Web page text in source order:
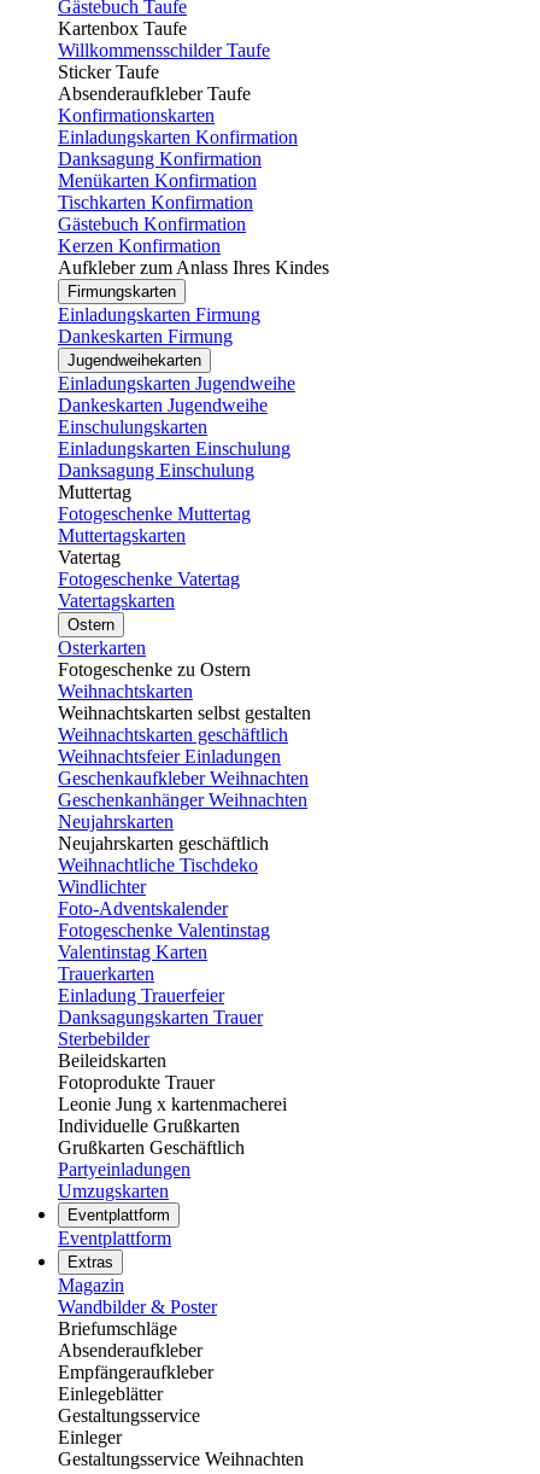
Gästebuch Taufe
Kartenbox Taufe
Willkommensschilder Taufe
Sticker Taufe
Absenderaufkleber Taufe
Konfirmationskarten
Einladungskarten Konfirmation
Danksagung Konfirmation
Menükarten Konfirmation
Tischkarten Konfirmation
Gästebuch Konfirmation
Kerzen Konfirmation
Aufkleber zum Anlass Ihres Kindes
Firmungskarten
Einladungskarten Firmung
Dankeskarten Firmung
Jugendweihekarten
Einladungskarten Jugendweihe
Dankeskarten Jugendweihe
Einschulungskarten
Einladungskarten Einschulung
Danksagung Einschulung
Muttertag
Fotogeschenke Muttertag
Muttertagskarten
Vatertag
Fotogeschenke Vatertag
Vatertagskarten
Ostern
Osterkarten
Fotogeschenke zu Ostern
Weihnachtskarten
Weihnachtskarten selbst gestalten
Weihnachtskarten geschäftlich
Weihnachtsfeier Einladungen
Geschenkaufkleber Weihnachten
Geschenkanhänger Weihnachten
Neujahrskarten
Neujahrskarten geschäftlich
Weihnachtliche Tischdeko
Windlichter
Foto-Adventskalender
Fotogeschenke Valentinstag
Valentinstag Karten
Trauerkarten
Einladung Trauerfeier
Danksagungskarten Trauer
Sterbebilder
Beileidskarten
Fotoprodukte Trauer
Leonie Jung x kartenmacherei
Individuelle Grußkarten
Grußkarten Geschäftlich
Partyeinladungen
Umzugskarten
Eventplattform
Eventplattform
Extras
Magazin
Wandbilder & Poster
Briefumschläge
Absenderaufkleber
Empfängeraufkleber
Einlegeblätter
Gestaltungsservice
Einleger
Gestaltungsservice Weihnachten